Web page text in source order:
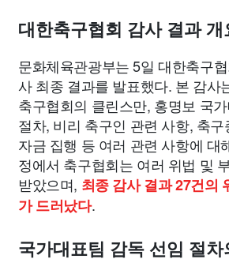
대한축구협회 감사 결과 개
문화체육관광부는 5일 대한축구
사 최종 결과를 발표했다. 본 감사
축구협회의 클린스만, 홍명보 국
절차, 비리 축구인 관련 사항, 축
자금 집행 등 여러 관련 사항에 대
정에서 축구협회는 여러 위법 및
받았으며, 최종 감사 결과 27건의
가 드러났다.
국가대표팀 감독 선임 절차